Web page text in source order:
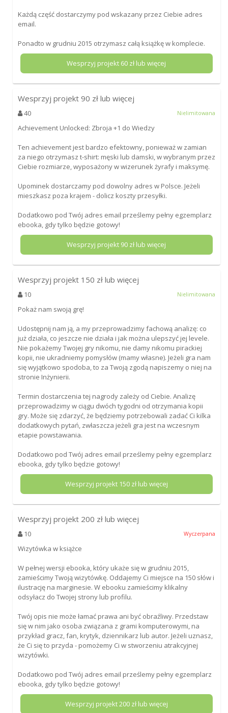
Każdą część dostarczymy pod wskazany przez Ciebie adres
email.
Ponadto w grudniu 2015 otrzymasz całą książkę w komplecie.
Wesprzyj projekt 60 zł lub więcej
Wesprzyj projekt 90 zł lub więcej
40 Nielimitowana
Achievement Unlocked: Zbroja +1 do Wiedzy
Ten achievement jest bardzo efektowny, ponieważ w zamian
za niego otrzymasz t-shirt: męski lub damski, w wybranym przez
Ciebie rozmiarze, wyposażony w wizerunek żyrafy i maksymę.
Upominek dostarczamy pod dowolny adres w Polsce. Jeżeli
mieszkasz poza krajem - dolicz koszty przesyłki.
Dodatkowo pod Twój adres email prześlemy pełny egzemplarz
ebooka, gdy tylko będzie gotowy!
Wesprzyj projekt 90 zł lub więcej
Wesprzyj projekt 150 zł lub więcej
10 Nielimitowana
Pokaż nam swoją grę!
Udostępnij nam ją, a my przeprowadzimy fachową analizę: co
już działa, co jeszcze nie działa i jak można ulepszyć jej levele.
Nie pokażemy Twojej gry nikomu, nie damy nikomu pirackiej
kopii, nie ukradniemy pomysłów (mamy własne). Jeżeli gra nam
się wyjątkowo spodoba, to za Twoją zgodą napiszemy o niej na
stronie Inżynierii.
Termin dostarczenia tej nagrody zależy od Ciebie. Analizę
przeprowadzimy w ciągu dwóch tygodni od otrzymania kopii
gry. Może się zdarzyć, że będziemy potrzebowali zadać Ci kilka
dodatkowych pytań, zwłaszcza jeżeli gra jest na wczesnym
etapie powstawania.
Dodatkowo pod Twój adres email prześlemy pełny egzemplarz
ebooka, gdy tylko będzie gotowy!
Wesprzyj projekt 150zł lub więcej
Wesprzyj projekt 200 zł lub więcej
10 Wyczerpana
Wizytówka w książce
W pełnej wersji ebooka, który ukaże się w grudniu 2015,
zamieścimy Twoją wizytówkę. Oddajemy Ci miejsce na 150 słów i
ilustrację na marginesie. W ebooku zamieścimy klikalny
odsyłacz do Twojej strony lub profilu.
Twój opis nie może łamać prawa ani być obraźliwy. Przedstaw
się w nim jako osoba związana z grami komputerowymi, na
przykład gracz, fan, krytyk, dziennikarz lub autor. Jeżeli uznasz,
że Ci się to przyda - pomożemy Ci w stworzeniu atrakcyjnej
wizytówki.
Dodatkowo pod Twój adres email prześlemy pełny egzemplarz
ebooka, gdy tylko będzie gotowy!
Wesprzyj projekt200zł lub więcej